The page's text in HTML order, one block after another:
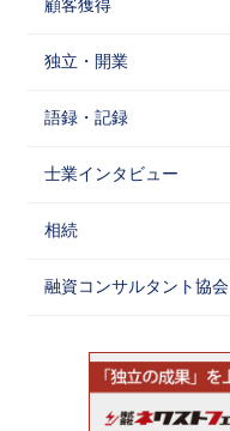
顧客獲得
独立・開業
語録・記録
士業インタビュー
相続
融資コンサルタント協会